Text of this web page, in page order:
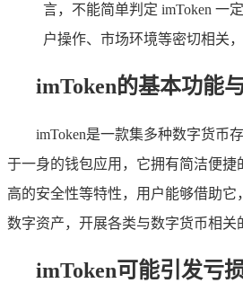
言，不能简单判定 imToken 一
户操作、市场环境等密切相关
imToken的基本功能
imToken是一款集多种数字货币
于一身的钱包应用，它拥有简洁便捷
高的安全性等特性，用户能够借助它
数字资产，开展各类与数字货币相关
imToken可能引发亏